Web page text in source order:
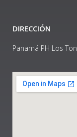
DIRECCIÓN
Panamá PH Los